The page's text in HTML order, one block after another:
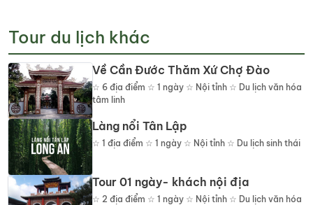
Tour du lịch khác
Về Cần Đước Thăm Xứ Chợ Đào
☆ 6 địa điểm ☆ 1 ngày ☆ Nội tỉnh ☆ Du lịch văn hóa
tâm linh
Làng nổi Tân Lập
☆ 1 địa điểm ☆ 1 ngày ☆ Nội tỉnh ☆ Du lịch sinh thái
Tour 01 ngày- khách nội địa
☆ 2 địa điểm ☆ 1 ngày ☆ Nội tỉnh ☆ Du lịch văn hóa